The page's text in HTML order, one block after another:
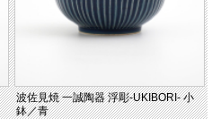
波佐見焼 一誠陶器 浮彫-UKIBORI- 小
鉢／青